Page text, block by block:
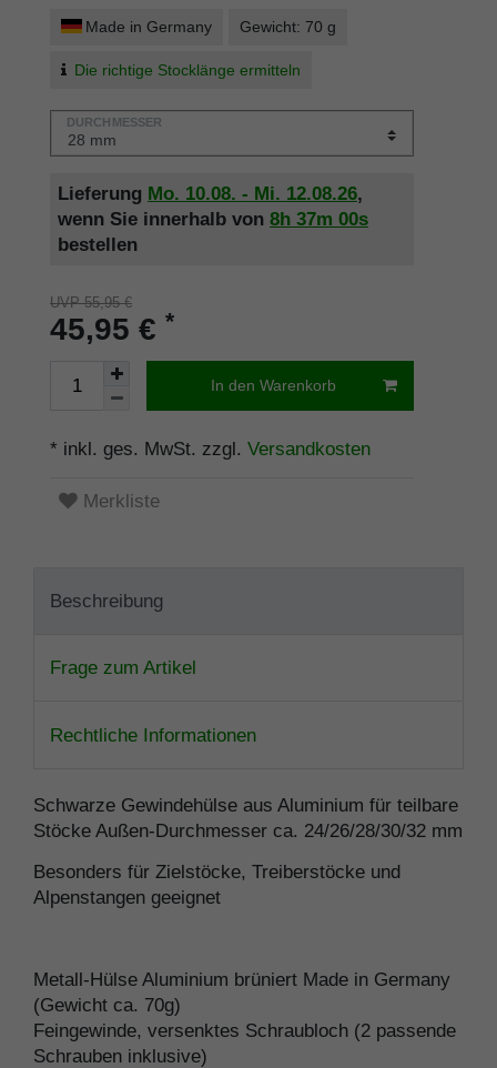
Made in Germany Gewicht: 70 g
Die richtige Stocklänge ermitteln
DURCHMESSER
Lieferung Mo. 10.08. - Mi. 12.08.26,
wenn Sie innerhalb von 8h 37m 00s
bestellen
UVP 55,95 €
45,95 € *
In den Warenkorb
* inkl. ges. MwSt. zzgl. Versandkosten
Merkliste
Beschreibung
Frage zum Artikel
Rechtliche Informationen
Schwarze Gewindehülse aus Aluminium für teilbare
Stöcke Außen-Durchmesser ca. 24/26/28/30/32 mm
Besonders für Zielstöcke, Treiberstöcke und
Alpenstangen geeignet
Metall-Hülse Aluminium brüniert Made in Germany
(Gewicht ca. 70g)
Feingewinde, versenktes Schraubloch (2 passende
Schrauben inklusive)